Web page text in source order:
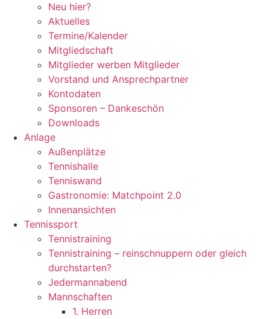
Neu hier?
Aktuelles
Termine/Kalender
Mitgliedschaft
Mitglieder werben Mitglieder
Vorstand und Ansprechpartner
Kontodaten
Sponsoren – Dankeschön
Downloads
Anlage
Außenplätze
Tennishalle
Tenniswand
Gastronomie: Matchpoint 2.0
Innenansichten
Tennissport
Tennistraining
Tennistraining – reinschnuppern oder gleich
durchstarten?
Jedermannabend
Mannschaften
1. Herren